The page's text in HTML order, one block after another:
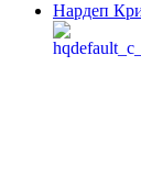
Нардеп